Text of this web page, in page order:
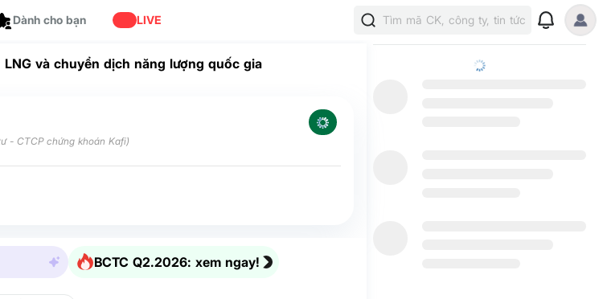
Cá nhân hóa
LIVE Tìm mã CK, công ty, tin tức
và chuyển dịch năng lượng quốc gia
- CTCP chứng khoán Kafi)
BCTC Q2.2026: xem ngay!